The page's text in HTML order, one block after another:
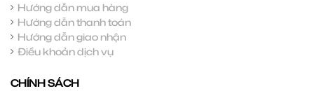
Hướng dẫn mua hàng
Hướng dẫn thanh toán
Hướng dẫn giao nhận
Điều khoản dịch vụ
CHÍNH SÁCH